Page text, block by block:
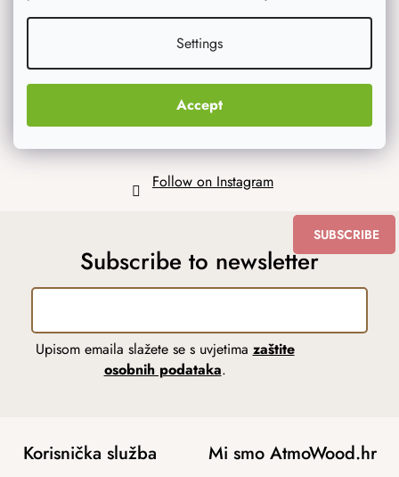
Settings
Accept
Follow on Instagram
Subscribe to newsletter
Upisom emaila slažete se s uvjetima zaštite
osobnih podataka.
SUBSCRIBE
Korisnička služba Mi smo AtmoWood.hr